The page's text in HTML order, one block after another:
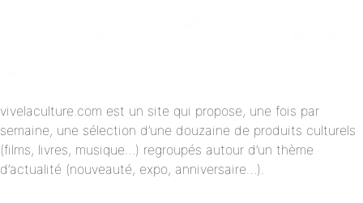
vivelaculture.com est un site qui propose, une fois par
semaine, une sélection d’une douzaine de produits culturels
(films, livres, musique…) regroupés autour d’un thème
d’actualité (nouveauté, expo, anniversaire…).